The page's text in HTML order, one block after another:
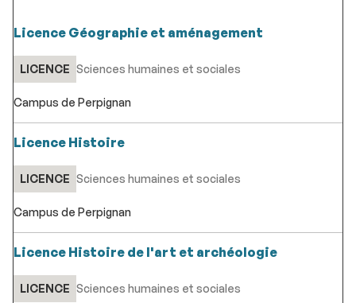
Licence Géographie et aménagement
LICENCE Sciences humaines et sociales
Campus de Perpignan
Licence Histoire
LICENCE Sciences humaines et sociales
Campus de Perpignan
Licence Histoire de l'art et archéologie
LICENCE Sciences humaines et sociales